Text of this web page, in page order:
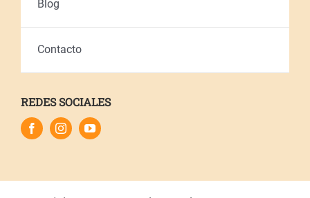
Blog
Contacto
REDES SOCIALES